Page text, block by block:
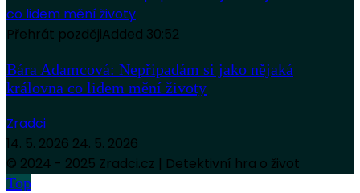
Přehrát pozdějiAdded 30:52
Bára Adamcová: Nepřipadám si jako nějaká
královna co lidem mění životy
Zradci
14. 5. 2026 24. 5. 2026
© 2024 - 2025 Zradci.cz | Detektivní hra o život
Top